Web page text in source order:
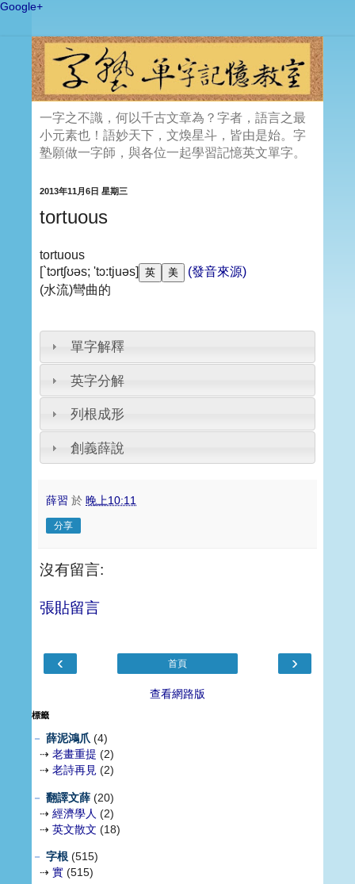
Google+
一字之不識，何以千古文章為？字者，語言之最
小元素也！語妙天下，文煥星斗，皆由是始。字
塾願做一字師，與各位一起學習記憶英文單字。
2013年11月6日 星期三
tortuous
tortuous
[`tɔrtʃʊəs; 'tɔ:tjuəs]
(發音來源)
(水流)彎曲的
單字解釋
英字分解
列根成形
創義薛說
薛習 於 晚上10:11
分享
沒有留言:
張貼留言
‹ ›
首頁
查看網路版
標籤
－ 薛泥鴻爪 (4)
⇢ 老畫重提 (2)
⇢ 老詩再見 (2)
－ 翻譯文薛 (20)
⇢ 經濟學人 (2)
⇢ 英文散文 (18)
－ 字根 (515)
⇢ 實 (515)